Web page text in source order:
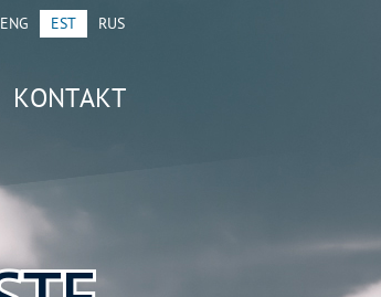
KONTAKT
ENG EST RUS